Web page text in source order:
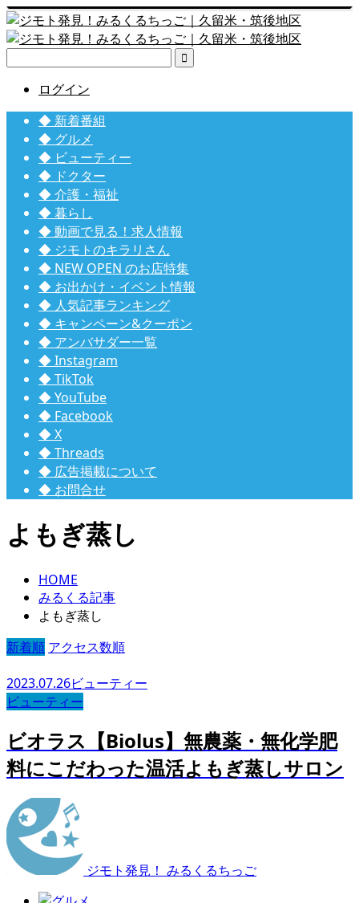

ログイン
◆ 新着番組
◆ グルメ
◆ ビューティー
◆ ドクター
◆ 介護・福祉
◆ 暮らし
◆ 動画で見る！求人情報
◆ ジモトのキラリさん
◆ NEW OPEN のお店特集
◆ お出かけ・イベント情報
◆ 人気記事ランキング
◆ キャンペーン&クーポン
◆ アンバサダー一覧
◆ Instagram
◆ TikTok
◆ YouTube
◆ Facebook
◆ X
◆ Threads
◆ 広告掲載について
◆ お問合せ
よもぎ蒸し
HOME
みるくる記事
よもぎ蒸し
新着順 アクセス数順
2023.07.26ビューティー
ビューティー
ビオラス【Biolus】無農薬・無化学肥
料にこだわった温活よもぎ蒸しサロン
ジモト発見！ みるくるちっご